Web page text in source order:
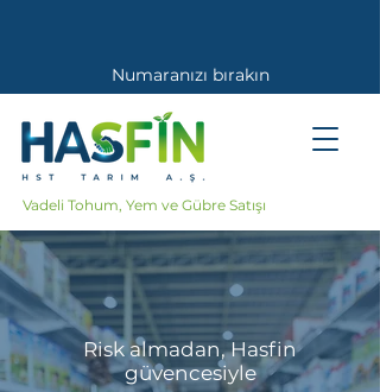
Numaranızı bırakın
Sizi Arayalım
Vadeli Tohum, Yem ve Gübre Satışı
Risk almadan, Hasfin
güvencesiyle